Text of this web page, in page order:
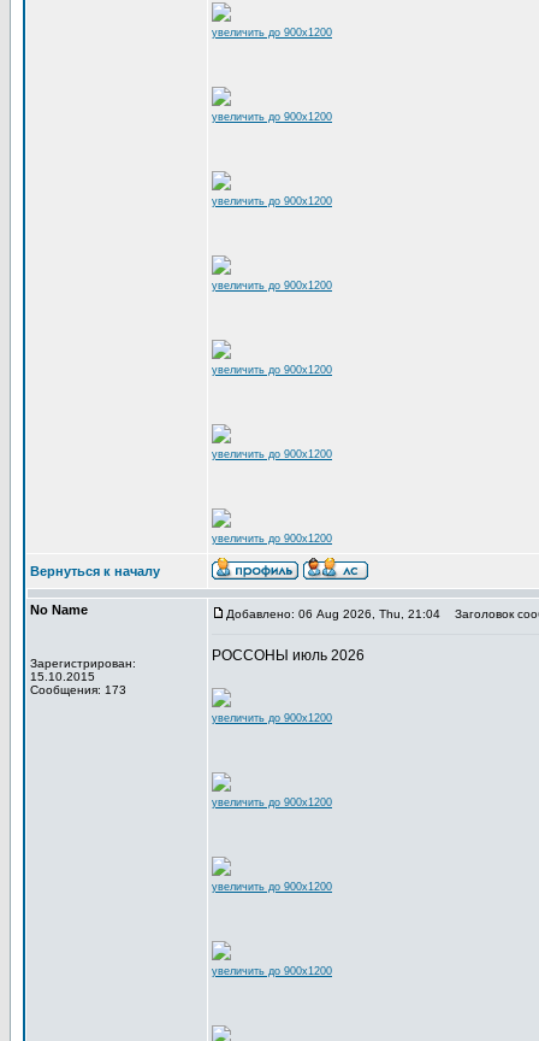
увеличить до 900x1200
увеличить до 900x1200
увеличить до 900x1200
увеличить до 900x1200
увеличить до 900x1200
увеличить до 900x1200
увеличить до 900x1200
Вернуться к началу
No Name
Зарегистрирован:
15.10.2015
Сообщения: 173
Добавлено: 06 Aug 2026, Thu, 21:04 Заголовок
РОССОНЫ июль 2026
увеличить до 900x1200
увеличить до 900x1200
увеличить до 900x1200
увеличить до 900x1200